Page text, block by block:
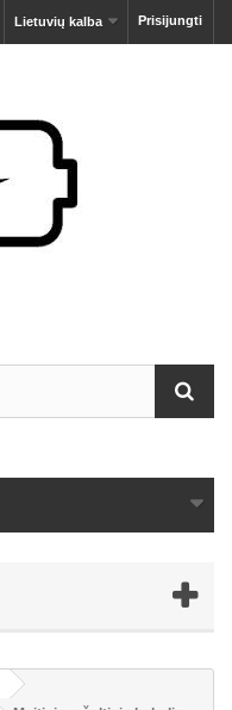
Prisijungti
Lietuvių kalba